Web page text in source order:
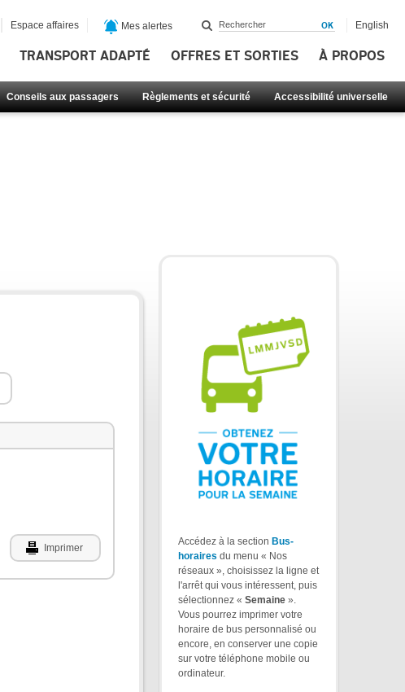
TRANSPORT ADAPTÉ OFFRES ET SORTIES À PROPOS
Conseils aux passagers Règlements et sécurité Accessibilité universelle
Espace affaires Mes alertes English
Imprimer
Accédez à la section Bus-
horaires du menu « Nos
réseaux », choisissez la ligne et
l'arrêt qui vous intéressent, puis
sélectionnez « Semaine ».
Vous pourrez imprimer votre
horaire de bus personnalisé ou
encore, en conserver une copie
sur votre téléphone mobile ou
ordinateur.